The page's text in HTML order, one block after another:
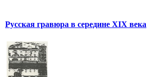
Русская гравюра в середине XIX века